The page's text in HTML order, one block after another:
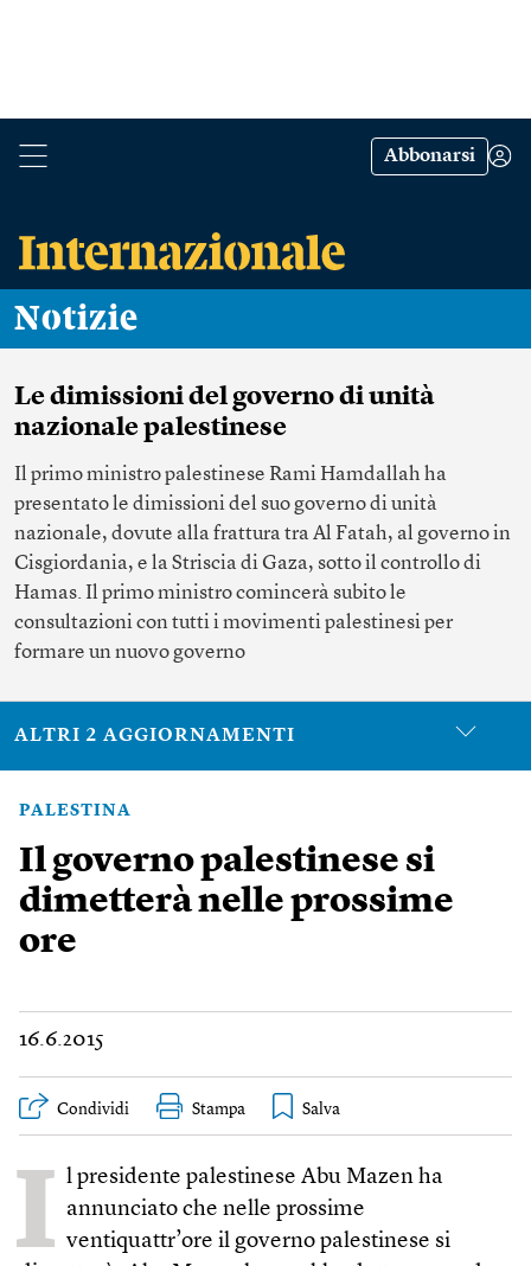
Abbonarsi
Notizie
Le dimissioni del governo di unità
nazionale palestinese
Il primo ministro palestinese Rami Hamdallah ha
presentato le dimissioni del suo governo di unità
nazionale, dovute alla frattura tra Al Fatah, al governo in
Cisgiordania, e la Striscia di Gaza, sotto il controllo di
Hamas. Il primo ministro comincerà subito le
consultazioni con tutti i movimenti palestinesi per
formare un nuovo governo
ALTRI 2 AGGIORNAMENTI
PALESTINA
Il governo palestinese si
dimetterà nelle prossime
ore
16.6.2015
Condividi Stampa
I l presidente palestinese Abu Mazen ha
annunciato che nelle prossime
ventiquattr’ore il governo palestinese si